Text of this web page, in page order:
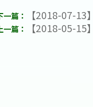
【2018-07-13】
【2018-05-15】